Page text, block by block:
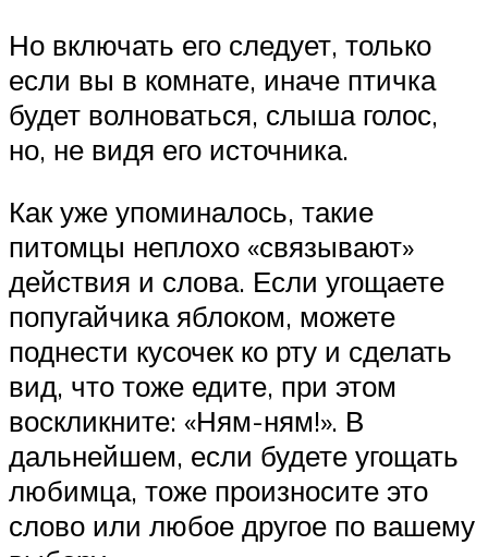
Но включать его следует, только
если вы в комнате, иначе птичка
будет волноваться, слыша голос,
но, не видя его источника.
Как уже упоминалось, такие
питомцы неплохо «связывают»
действия и слова. Если угощаете
попугайчика яблоком, можете
поднести кусочек ко рту и сделать
вид, что тоже едите, при этом
воскликните: «Ням-ням!». В
дальнейшем, если будете угощать
любимца, тоже произносите это
слово или любое другое по вашему